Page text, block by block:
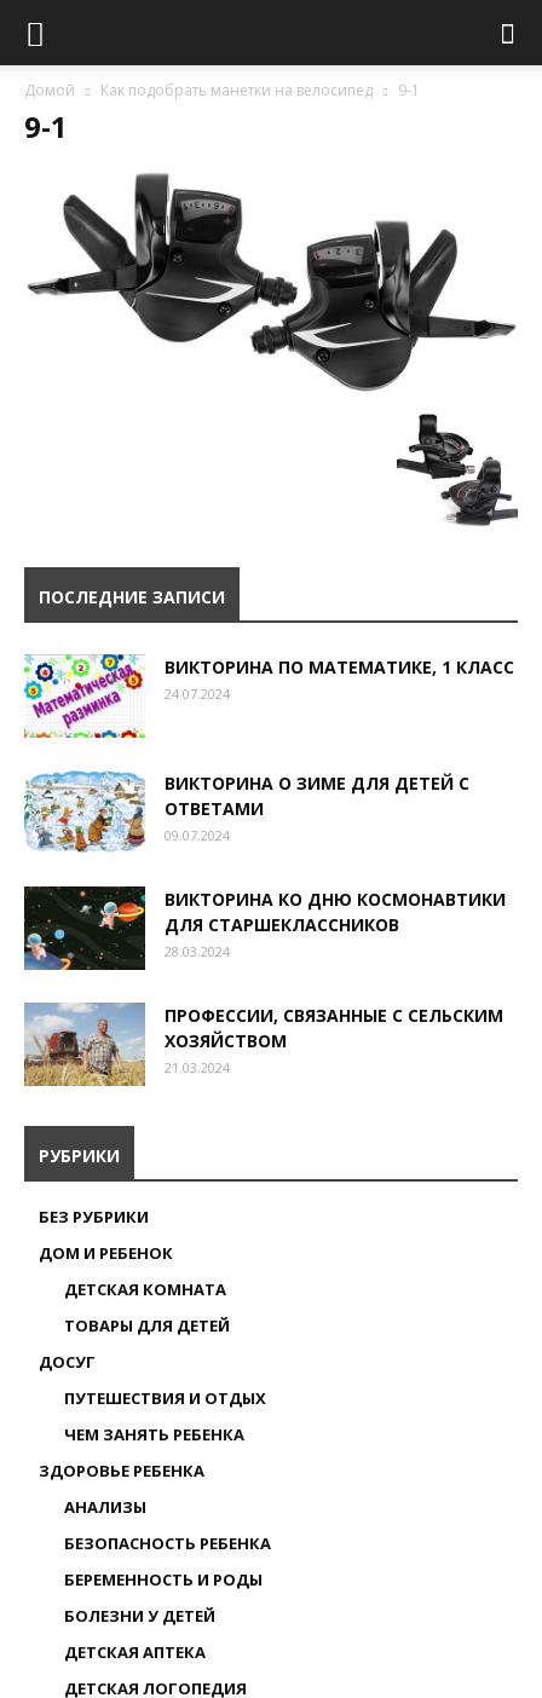
Домой Как подобрать манетки на велосипед 9-1
9-1
ПОСЛЕДНИЕ ЗАПИСИ
ВИКТОРИНА ПО МАТЕМАТИКЕ, 1 КЛАСС
24.07.2024
ВИКТОРИНА О ЗИМЕ ДЛЯ ДЕТЕЙ С
ОТВЕТАМИ
09.07.2024
ВИКТОРИНА КО ДНЮ КОСМОНАВТИКИ
ДЛЯ СТАРШЕКЛАССНИКОВ
28.03.2024
ПРОФЕССИИ, СВЯЗАННЫЕ С СЕЛЬСКИМ
ХОЗЯЙСТВОМ
21.03.2024
РУБРИКИ
БЕЗ РУБРИКИ
ДОМ И РЕБЕНОК
ДЕТСКАЯ КОМНАТА
ТОВАРЫ ДЛЯ ДЕТЕЙ
ДОСУГ
ПУТЕШЕСТВИЯ И ОТДЫХ
ЧЕМ ЗАНЯТЬ РЕБЕНКА
ЗДОРОВЬЕ РЕБЕНКА
АНАЛИЗЫ
БЕЗОПАСНОСТЬ РЕБЕНКА
БЕРЕМЕННОСТЬ И РОДЫ
БОЛЕЗНИ У ДЕТЕЙ
ДЕТСКАЯ АПТЕКА
ДЕТСКАЯ ЛОГОПЕДИЯ